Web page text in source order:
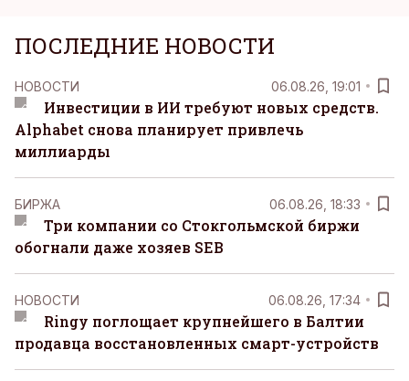
ПОСЛЕДНИЕ НОВОСТИ
НОВОСТИ 06.08.26, 19:01
Инвестиции в ИИ требуют новых средств.
Alphabet снова планирует привлечь
миллиарды
БИРЖА 06.08.26, 18:33
Три компании со Стокгольмской биржи
обогнали даже хозяев SEB
НОВОСТИ 06.08.26, 17:34
Ringy поглощает крупнейшего в Балтии
продавца восстановленных смарт-устройств